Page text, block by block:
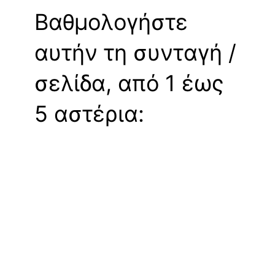
Βαθμολογήστε
αυτήν τη συνταγή /
σελίδα, από 1 έως
5 αστέρια: